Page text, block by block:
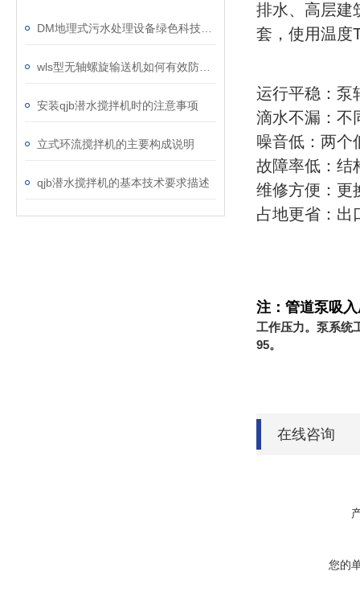
安装qjb潜水搅拌机时的注意事项
立式环流搅拌机的主要构成说明
qjb潜水搅拌机的基本技术要求描述
排水、高层建
套，使用温
运行平稳：泵
滴水不漏：不
噪音低：两个
故障率低：结
维修方便：更
占地更省：出
注：管道泵吸
工作压力。泵系统
95。
在线咨询
您的